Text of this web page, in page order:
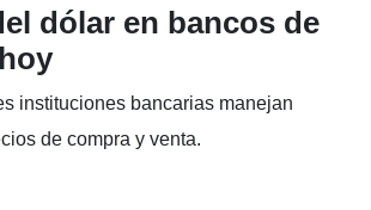
dólar en bancos de
instituciones bancarias manejan
de compra y venta.